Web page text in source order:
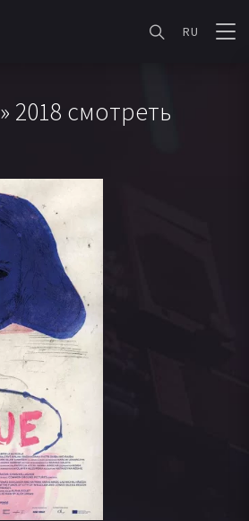
RU
2018 смотреть